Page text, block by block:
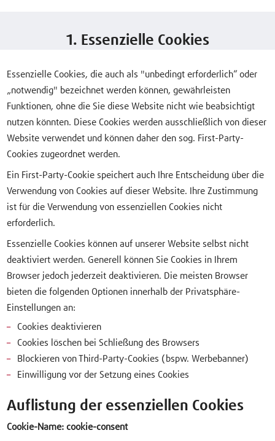
1. Essenzielle Cookies
Essenzielle Cookies, die auch als "unbedingt erforderlich“ oder
„notwendig" bezeichnet werden können, gewährleisten
Funktionen, ohne die Sie diese Website nicht wie beabsichtigt
nutzen könnten. Diese Cookies werden ausschließlich von dieser
Website verwendet und können daher den sog. First-Party-
Cookies zugeordnet werden.
Ein First-Party-Cookie speichert auch Ihre Entscheidung über die
Verwendung von Cookies auf dieser Website. Ihre Zustimmung
ist für die Verwendung von essenziellen Cookies nicht
erforderlich.
Essenzielle Cookies können auf unserer Website selbst nicht
deaktiviert werden. Generell können Sie Cookies in Ihrem
Browser jedoch jederzeit deaktivieren. Die meisten Browser
bieten die folgenden Optionen innerhalb der Privatsphäre-
Einstellungen an:
Cookies deaktivieren
Cookies löschen bei Schließung des Browsers
Blockieren von Third-Party-Cookies (bspw. Werbebanner)
Einwilligung vor der Setzung eines Cookies
Auflistung der essenziellen Cookies
Cookie-Name: cookie-consent